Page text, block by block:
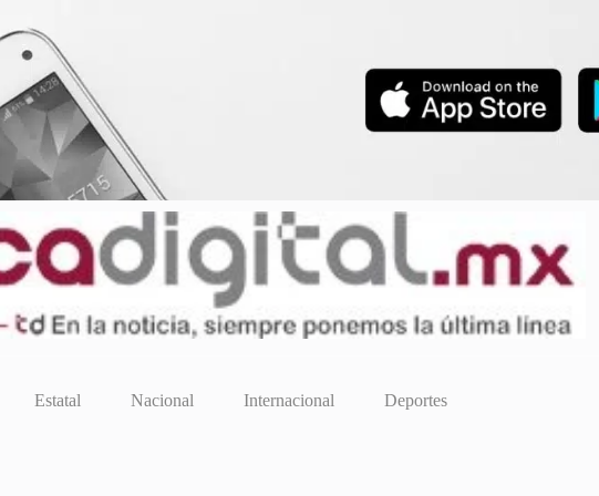
Estatal Nacional Internacional Deportes